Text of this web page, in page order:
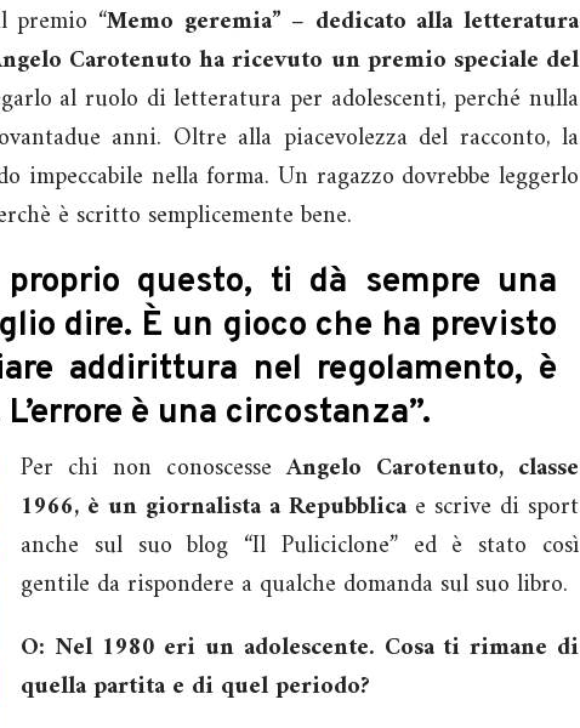
premio “Memo geremia” – dedicato alla letteratura
Carotenuto ha ricevuto un premio speciale del
al ruolo di letteratura per adolescenti, perché nulla
anni. Oltre alla piacevolezza del racconto, la
impeccabile nella forma. Un ragazzo dovrebbe leggerlo
è scritto semplicemente bene.
questo, ti dà sempre una
dire. È un gioco che ha previsto
addirittura nel regolamento, è
è una circostanza”.
Per chi non conoscesseAngelo Carotenuto, classe
1966, è un giornalista a Repubblica e scrive di sport
anche sul suo blog “Il Puliciclone” ed è stato così
gentile da rispondere a qualche domanda sul suo libro.
O: Nel 1980 eri un adolescente. Cosa ti rimane di
quella partita e di quel periodo?